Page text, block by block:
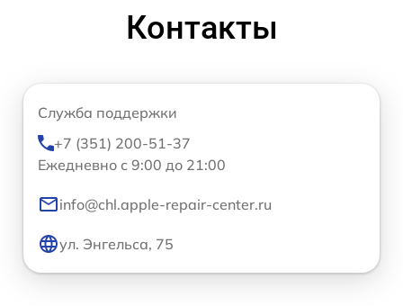
Контакты
Служба поддержки
+7 (351) 200-51-37
Ежедневно с 9:00 до 21:00
info@chl.apple-repair-center.ru
ул. Энгельса, 75